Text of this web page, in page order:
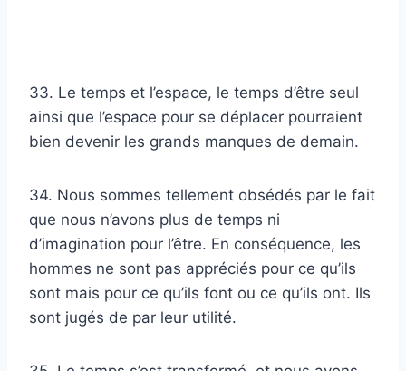
33. Le temps et l’espace, le temps d’être seul
ainsi que l’espace pour se déplacer pourraient
bien devenir les grands manques de demain.
34. Nous sommes tellement obsédés par le fait
que nous n’avons plus de temps ni
d’imagination pour l’être. En conséquence, les
hommes ne sont pas appréciés pour ce qu’ils
sont mais pour ce qu’ils font ou ce qu’ils ont. Ils
sont jugés de par leur utilité.